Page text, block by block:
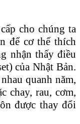
cho chúng ta
để cơ thể thích
nhận thấy điều
của Nhật Bản.
quanh năm,
chay, rau, cơm,
được thay đổi